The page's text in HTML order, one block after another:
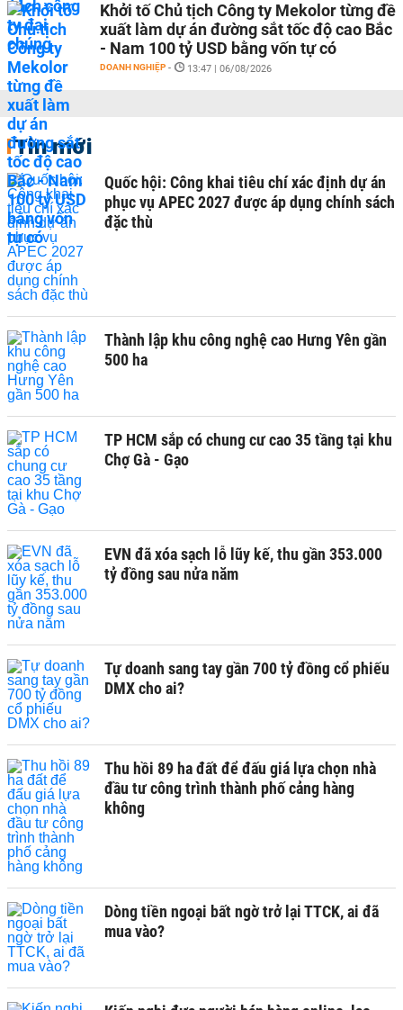
Khởi tố Chủ tịch Công ty Mekolor từng đề
xuất làm dự án đường sắt tốc độ cao Bắc
- Nam 100 tỷ USD bằng vốn tự có
DOANH NGHIỆP - 13:47 | 06/08/2026
Tin mới
Quốc hội: Công khai tiêu chí xác định dự án
phục vụ APEC 2027 được áp dụng chính sách
đặc thù
Thành lập khu công nghệ cao Hưng Yên gần
500 ha
TP HCM sắp có chung cư cao 35 tầng tại khu
Chợ Gà - Gạo
EVN đã xóa sạch lỗ lũy kế, thu gần 353.000
tỷ đồng sau nửa năm
Tự doanh sang tay gần 700 tỷ đồng cổ phiếu
DMX cho ai?
Thu hồi 89 ha đất để đấu giá lựa chọn nhà
đầu tư công trình thành phố cảng hàng
không
Dòng tiền ngoại bất ngờ trở lại TTCK, ai đã
mua vào?